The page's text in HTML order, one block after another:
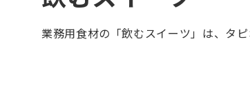
業務用食材の「飲むスイーツ」は、タ